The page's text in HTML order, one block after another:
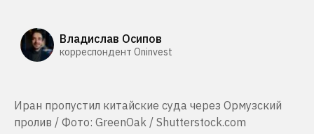
Владислав Осипов
корреспондент Oninvest
Иран пропустил китайские суда через Ормузский
пролив / Фото: GreenOak / Shutterstock.com